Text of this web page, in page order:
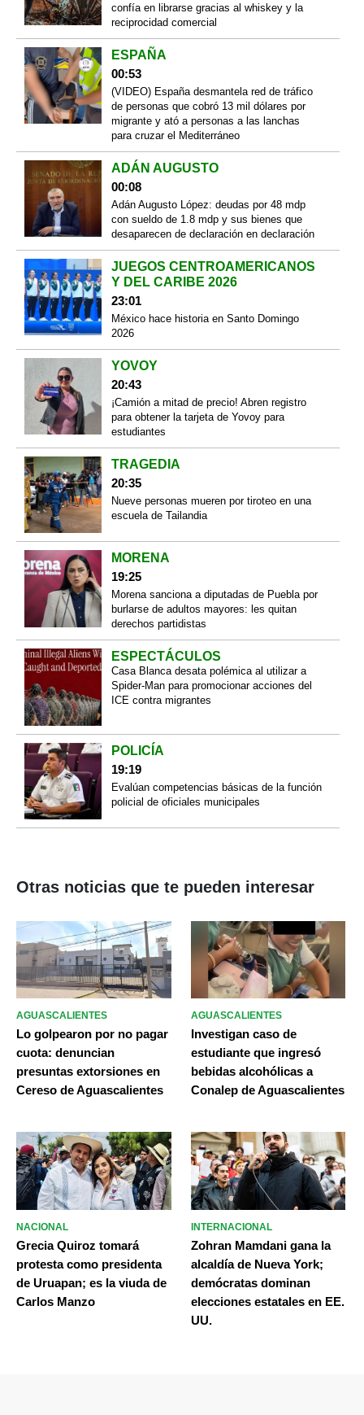
confía en librarse gracias al whiskey y la
reciprocidad comercial
ESPAÑA
00:53
(VIDEO) España desmantela red de tráfico
de personas que cobró 13 mil dólares por
migrante y ató a personas a las lanchas
para cruzar el Mediterráneo
ADÁN AUGUSTO
00:08
Adán Augusto López: deudas por 48 mdp
con sueldo de 1.8 mdp y sus bienes que
desaparecen de declaración en declaración
JUEGOS CENTROAMERICANOS
Y DEL CARIBE 2026
23:01
México hace historia en Santo Domingo
2026
YOVOY
20:43
¡Camión a mitad de precio! Abren registro
para obtener la tarjeta de Yovoy para
estudiantes
TRAGEDIA
20:35
Nueve personas mueren por tiroteo en una
escuela de Tailandia
MORENA
19:25
Morena sanciona a diputadas de Puebla por
burlarse de adultos mayores: les quitan
derechos partidistas
ESPECTÁCULOS
Casa Blanca desata polémica al utilizar a
Spider-Man para promocionar acciones del
ICE contra migrantes
POLICÍA
19:19
Evalúan competencias básicas de la función
policial de oficiales municipales
Otras noticias que te pueden interesar
AGUASCALIENTES
Lo golpearon por no pagar
cuota: denuncian
presuntas extorsiones en
Cereso de Aguascalientes
AGUASCALIENTES
Investigan caso de
estudiante que ingresó
bebidas alcohólicas a
Conalep de Aguascalientes
NACIONAL
Grecia Quiroz tomará
protesta como presidenta
de Uruapan; es la viuda de
Carlos Manzo
INTERNACIONAL
Zohran Mamdani gana la
alcaldía de Nueva York;
demócratas dominan
elecciones estatales en EE.
UU.